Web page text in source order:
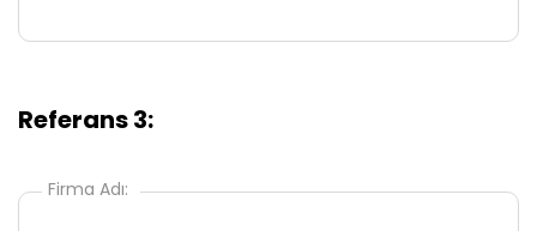
Referans 3:
Firma Adı: